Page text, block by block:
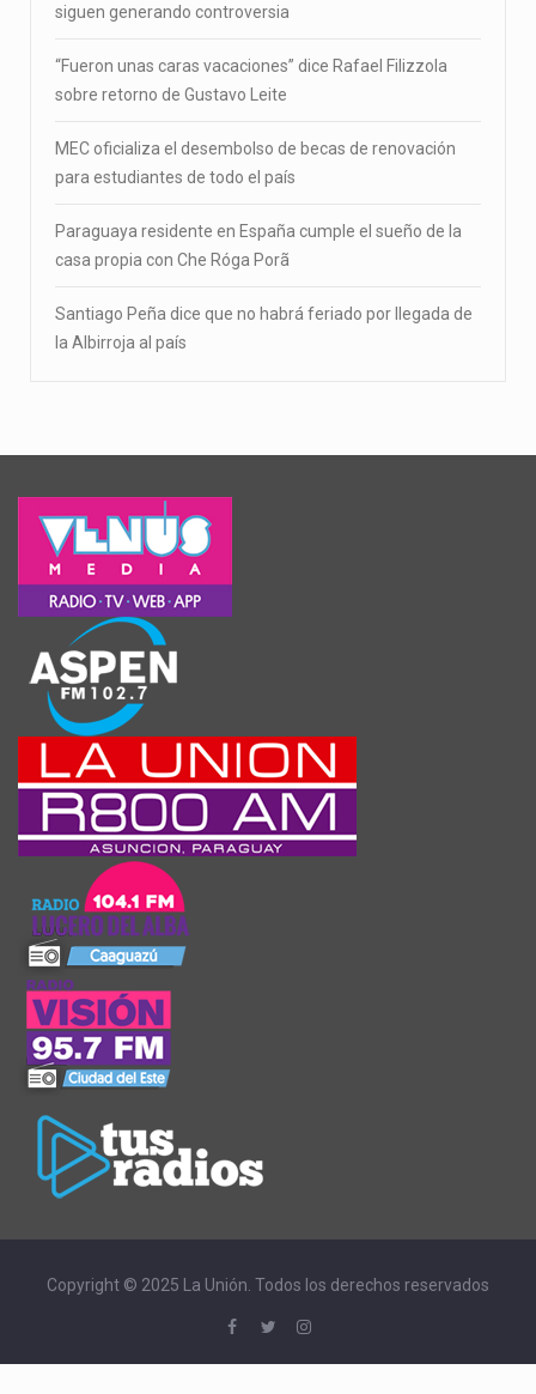
siguen generando controversia
“Fueron unas caras vacaciones” dice Rafael Filizzola
sobre retorno de Gustavo Leite
MEC oficializa el desembolso de becas de renovación
para estudiantes de todo el país
Paraguaya residente en España cumple el sueño de la
casa propia con Che Róga Porã
Santiago Peña dice que no habrá feriado por llegada de
la Albirroja al país
Copyright © 2025 La Unión. Todos los derechos reservados